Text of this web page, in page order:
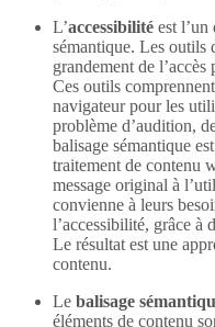
L’accessibilité est l’un
sémantique. Les outils
grandement de
Ces outils
navigateur pour les
problème d’audition,
balisage sémantique
traitement de contenu
message original à
convienne à leurs
l’accessibilité, grâce à
Le résultat est une
contenu.
Le balisage
éléments de contenu